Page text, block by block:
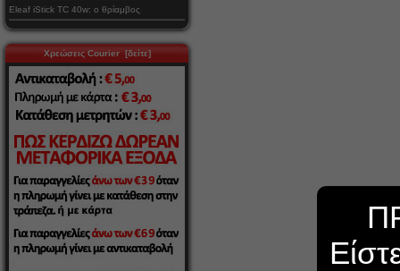
Eleaf iStick TC 40w: ο θρίαμβος
Χρεώσεις Courier [δείτε]